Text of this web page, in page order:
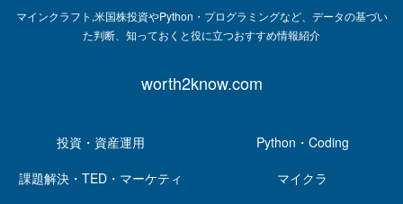
マインクラフト,米国株投資やPython・プログラミングなど、データの基づい
た判断、知っておくと役に立つおすすめ情報紹介
worth2know.com
投資・資産運用
Python・Coding
課題解決・TED・マーケティ
マイクラ